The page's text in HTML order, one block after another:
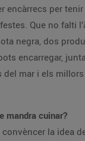
encàrrecs per
Que no falti
negra, dos
encarregar,
del mar i els
mandra cuinar?
convèncer la idea